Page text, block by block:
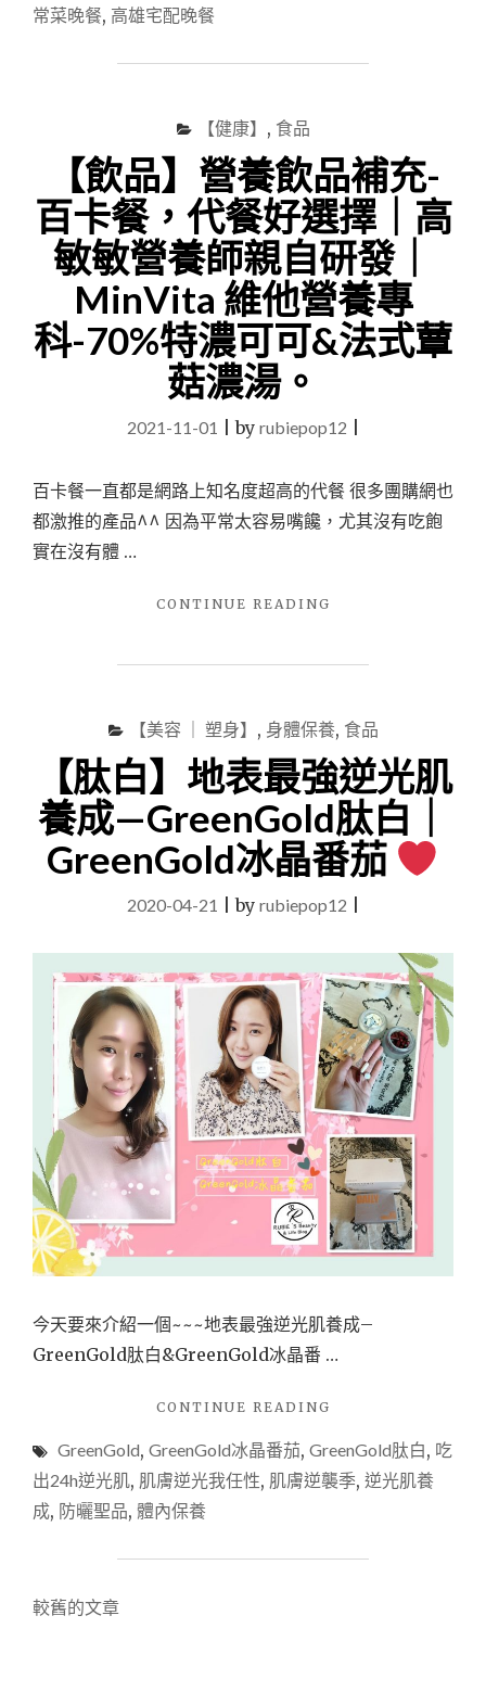
食
晚
餐
宅
配
｜
高
雄
區。
安
利
家
到
的
到
家
的
溫
度。"
常菜晚餐, 高雄宅配晚餐
【健康】 , 食品
【飲品】營養飲品補充-
百卡餐，代餐好選擇｜高
敏敏營養師親自研發｜
MinVita 維他營養專
科-70%特濃可可&法式蕈
菇濃湯。
2021-11-01 |by rubiepop12
百卡餐一直都是網路上知名度超高的代餐 很多團購網也
都激推的產品^^ 因為平常太容易嘴饞，尤其沒有吃飽
實在沒有體 …
CONTINUE READING
品
補
充-
百
卡
餐，
代
餐
好
高
敏
敏
營
養
師
親
自
研
發
｜
MINVITA
養
專
可
可
&
蕈
【美容 ｜ 塑身】 , 身體保養, 食品
【肽白】地表最強逆光肌
養成—GreenGold肽白｜
GreenGold冰晶番茄
2020-04-21 |by rubiepop12
今天要來介紹一個~~~地表最強逆光肌養成–
GreenGold肽白&GreenGold冰晶番 …
CONTINUE READING
地
表
光
GreenGold, GreenGold冰晶番茄, GreenGold肽白, 吃
出24h逆光肌, 肌膚逆光我任性, 肌膚逆襲季, 逆光肌養
成, 防曬聖品, 體內保養
文
較舊的文章